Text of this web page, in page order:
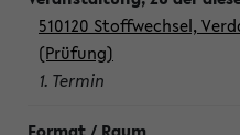
510120 Stoffwechsel,
(Prüfung)
1. Termin